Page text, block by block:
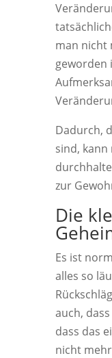
man nicht
geworden
Dadurch,
sind, kann
zur
Die
Es ist
alles so
auch,
dass das
nicht